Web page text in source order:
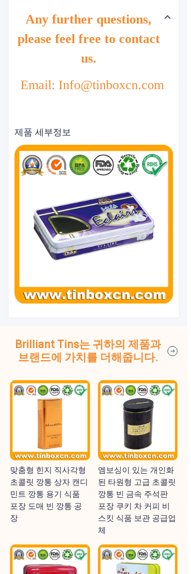
Any further questions,
please feel free to contact
us.
Email: Info@tinboxcn.com
제품 세부정보
Brilliant Tins는 귀하의 제품과
브랜드에 가치를 더해줍니다.
맞춤형 힌지 직사각형
초콜릿 깡통 상자 캔디
민트 깡통 용기 식품
포장 도매 빈 깡통 공
장
엠보싱이 있는 개인화
된 타원형 고급 초콜릿
깡통 빈 금속 주석판
포장 쿠키 차 커피 비
스킷 식품 보관 공급업
체